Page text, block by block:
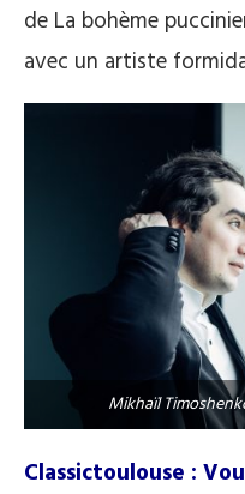
de La bohème
avec un artiste
Mikhaïl
Classictoulouse :